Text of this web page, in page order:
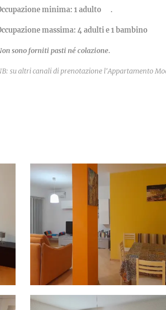
minima: 1 adulto .
massima: 4 adulti e 1 bambino
sono forniti pasti né colazione.
su altri canali di prenotazione l'Appartamento